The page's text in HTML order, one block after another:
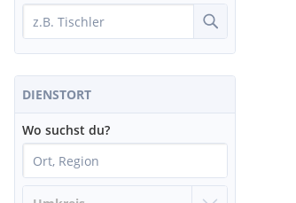
DIENSTORT
Wo suchst du?